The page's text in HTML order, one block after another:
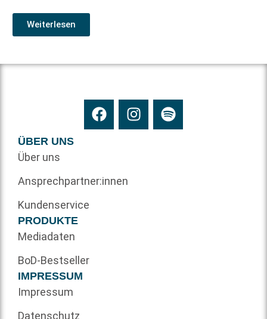
Weiterlesen
ÜBER UNS
Über uns
Ansprechpartner:innen
Kundenservice
PRODUKTE
Mediadaten
BoD-Bestseller
IMPRESSUM
Impressum
Datenschutz